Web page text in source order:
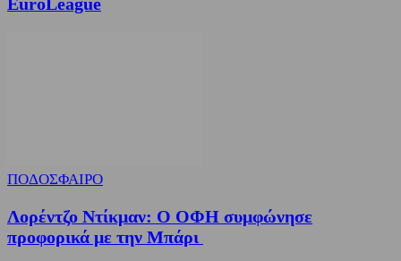
ΠΟΔΟΣΦΑΙΡΟ
Λορέντζο Ντίκμαν: Ο ΟΦΗ συμφώνησε
προφορικά με την Μπάρι